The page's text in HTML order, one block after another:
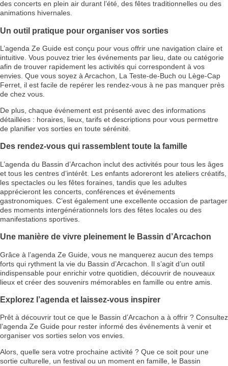
des concerts en plein air durant l’été, des fêtes traditionnelles ou des
animations hivernales.
Un outil pratique pour organiser vos sorties
L’agenda Ze Guide est conçu pour vous offrir une navigation claire et
intuitive. Vous pouvez trier les événements par lieu, date ou catégorie
afin de trouver rapidement les activités qui correspondent à vos
envies. Que vous soyez à Arcachon, La Teste-de-Buch ou Lège-Cap
Ferret, il est facile de repérer les rendez-vous à ne pas manquer près
de chez vous.
De plus, chaque événement est présenté avec des informations
détaillées : horaires, lieux, tarifs et descriptions pour vous permettre
de planifier vos sorties en toute sérénité.
Des rendez-vous qui rassemblent toute la famille
L’agenda du Bassin d’Arcachon inclut des activités pour tous les âges
et tous les centres d’intérêt. Les enfants adoreront les ateliers créatifs,
les spectacles ou les fêtes foraines, tandis que les adultes
apprécieront les concerts, conférences et événements
gastronomiques. C’est également une excellente occasion de partager
des moments intergénérationnels lors des fêtes locales ou des
manifestations sportives.
Une manière de vivre pleinement le Bassin d’Arcachon
Grâce à l’agenda Ze Guide, vous ne manquerez aucun des temps
forts qui rythment la vie du Bassin d’Arcachon. Il s’agit d’un outil
indispensable pour enrichir votre quotidien, découvrir de nouveaux
lieux et créer des souvenirs mémorables en famille ou entre amis.
Explorez l’agenda et laissez-vous inspirer
Prêt à découvrir tout ce que le Bassin d’Arcachon a à offrir ? Consultez
l’agenda Ze Guide pour rester informé des événements à venir et
organiser vos sorties selon vos envies.
Alors, quelle sera votre prochaine activité ? Que ce soit pour une
sortie culturelle, un festival ou un moment en famille, le Bassin